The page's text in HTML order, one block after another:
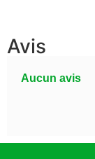
Avis
Aucun avis